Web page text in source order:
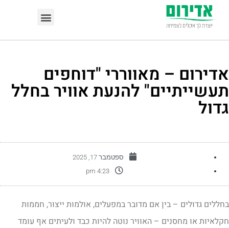
– מאווררי "דוחפים
להנעת אוויר בחלל
ספטמבר 17, 2025
4:23 pm
גדולים – בין אם מדובר במפעלים, אולמות ייצור, חממות
או מחסנים – האוויר נוטה להיות כבד ולעיתים אף עומד